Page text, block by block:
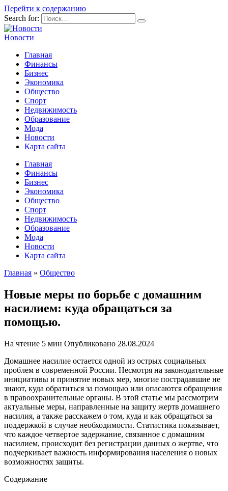
Перейти к содержанию
Search for:
Новости
Главная
Финансы
Бизнес
Экономика
Общество
Спорт
Недвижимость
Образование
Мода
Новости
Карта сайта
Главная
Финансы
Бизнес
Экономика
Общество
Спорт
Недвижимость
Образование
Мода
Новости
Карта сайта
Главная » Общество
Новые меры по борьбе с домашним
насилием: куда обращаться за
помощью.
На чтение 5 мин Опубликовано 28.08.2024
Домашнее насилие остается одной из острых социальных
проблем в современной России. Несмотря на законодательные
инициативы и принятие новых мер, многие пострадавшие не
знают, куда обратиться за помощью или опасаются обращения
в правоохранительные органы. В этой статье мы рассмотрим
актуальные меры, направленные на защиту жертв домашнего
насилия, а также расскажем о том, куда и как обращаться за
поддержкой в случае необходимости. Статистика показывает,
что каждое четвертое задержание, связанное с домашним
насилием, происходит без регистрации данных о жертве, что
подчеркивает важность информирования населения о новых
возможностях защиты.
Содержание